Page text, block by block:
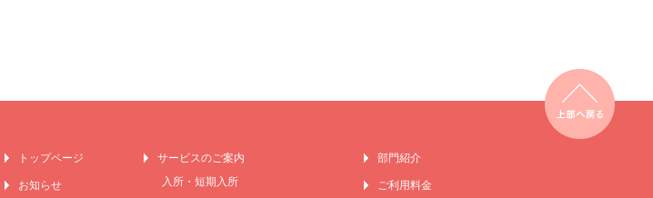
トップページ
お知らせ
サービスのご案内
入所・短期入所
部門紹介
ご利用料金